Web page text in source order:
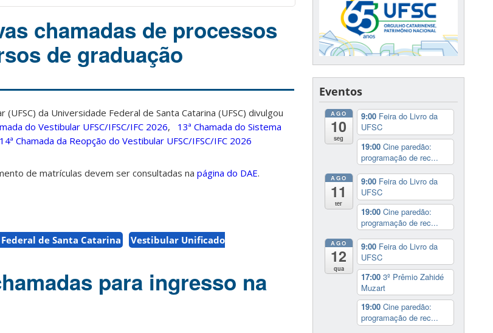
chamadas de processos
de graduação
da Universidade Federal de Santa Catarina (UFSC) divulgou
do Vestibular UFSC/IFSC/IFC 2026,
13ª Chamada do Sistema
14ª Chamada da Reopção do Vestibular UFSC/IFSC/IFC 2026
de matrículas devem ser consultadas na página do DAE.
de Santa Catarina
Vestibular Unificado
para ingresso na
Eventos
AGO
10
seg
9:00 Feira do Livro da
UFSC
19:00 Cine paredão:
programação de rec...
AGO
11
ter
9:00 Feira do Livro da
UFSC
19:00 Cine paredão:
programação de rec...
AGO
12
qua
9:00 Feira do Livro da
UFSC
17:00 3º Prêmio Zahidé
Muzart
19:00 Cine paredão:
programação de rec...